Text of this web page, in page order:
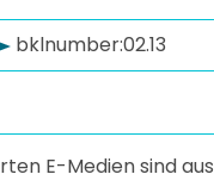
E-Medien sind